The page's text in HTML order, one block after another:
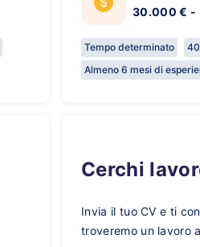
30.000 € -
Tempo determinato
Almeno 6 mesi di
Cerchi
Invia il tuo CV e ti
troveremo un lavoro